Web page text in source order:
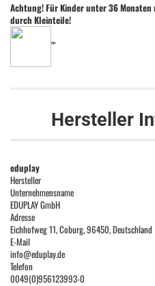
Achtung! Für Kinder unter 36
durch Kleinteile!
""
Hersteller
eduplay
Hersteller
Unternehmensname
EDUPLAY GmbH
Adresse
Eichhofweg 11, Coburg, 96450, Deutschland
E-Mail
info@eduplay.de
Telefon
0049(0)956123993-0